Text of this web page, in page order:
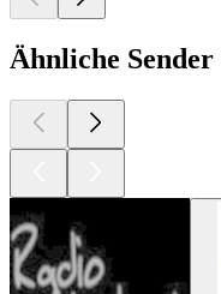
Ähnliche Sender